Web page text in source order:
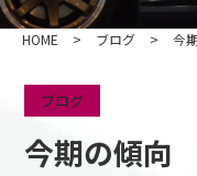
HOME > ブログ > 今
ブログ
今期の傾向